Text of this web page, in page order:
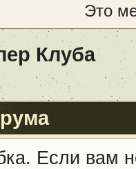
Это
Клуба
Если вам